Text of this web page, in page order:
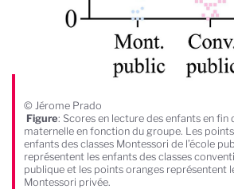
© Jérome Prado
Figure: Scores en lecture des enfants en fin
maternelle en fonction du groupe. Les
enfants des classes Montessori de l’école
représentent les enfants des classes
publique et les points oranges représentent
Montessori privée.